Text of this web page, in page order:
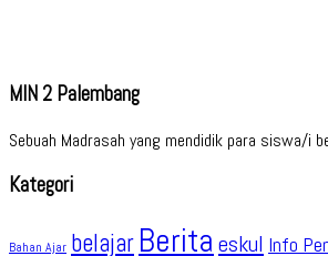
MIN 2 Palembang
Sebuah Madrasah yang mendidik para siswa/i
Kategori
Bahan Ajar belajar Berita eskul Info